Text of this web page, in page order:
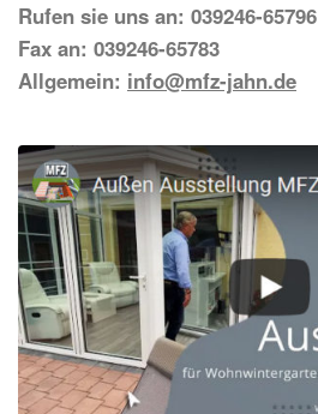
Rufen sie uns an: 039246-65796
Fax an: 039246-65783
Allgemein: info@mfz-jahn.de